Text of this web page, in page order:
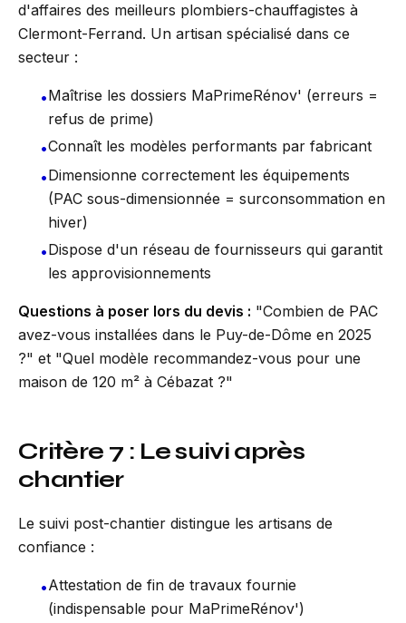
d'affaires des meilleurs plombiers-chauffagistes à
Clermont-Ferrand. Un artisan spécialisé dans ce
secteur :
•Maîtrise les dossiers MaPrimeRénov' (erreurs =
refus de prime)
•Connaît les modèles performants par fabricant
•Dimensionne correctement les équipements
(PAC sous-dimensionnée = surconsommation en
hiver)
•Dispose d'un réseau de fournisseurs qui garantit
les approvisionnements
Questions à poser lors du devis : "Combien de PAC
avez-vous installées dans le Puy-de-Dôme en 2025
?" et "Quel modèle recommandez-vous pour une
maison de 120 m² à Cébazat ?"
Critère 7 : Le suivi après
chantier
Le suivi post-chantier distingue les artisans de
confiance :
•Attestation de fin de travaux fournie
(indispensable pour MaPrimeRénov')